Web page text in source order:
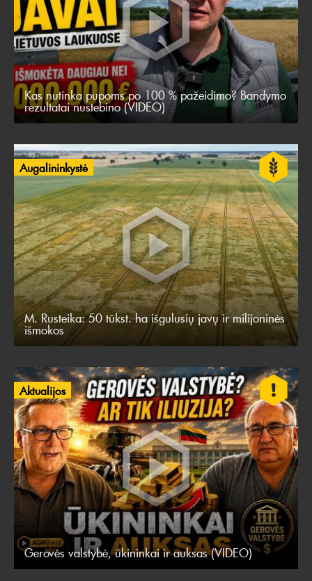
Kas nutinka pupoms po 100 % pažeidimo? Bandymo
rezultatai nustebino (VIDEO)
Augalininkystė
M. Rusteika: 50 tūkst. ha išgulusių javų ir milijoninės
išmokos
Aktualijos
Gerovės valstybė, ūkininkai ir auksas (VIDEO)